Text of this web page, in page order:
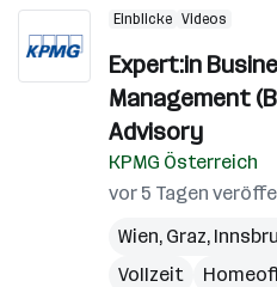
Einblicke Videos
Expert:in
Management
Advisory
KPMG Österreich
vor 5 Tagen
Wien, Graz,
Vollzeit